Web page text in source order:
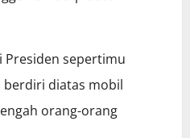
Presiden sepertimu
berdiri diatas mobil
orang-orang